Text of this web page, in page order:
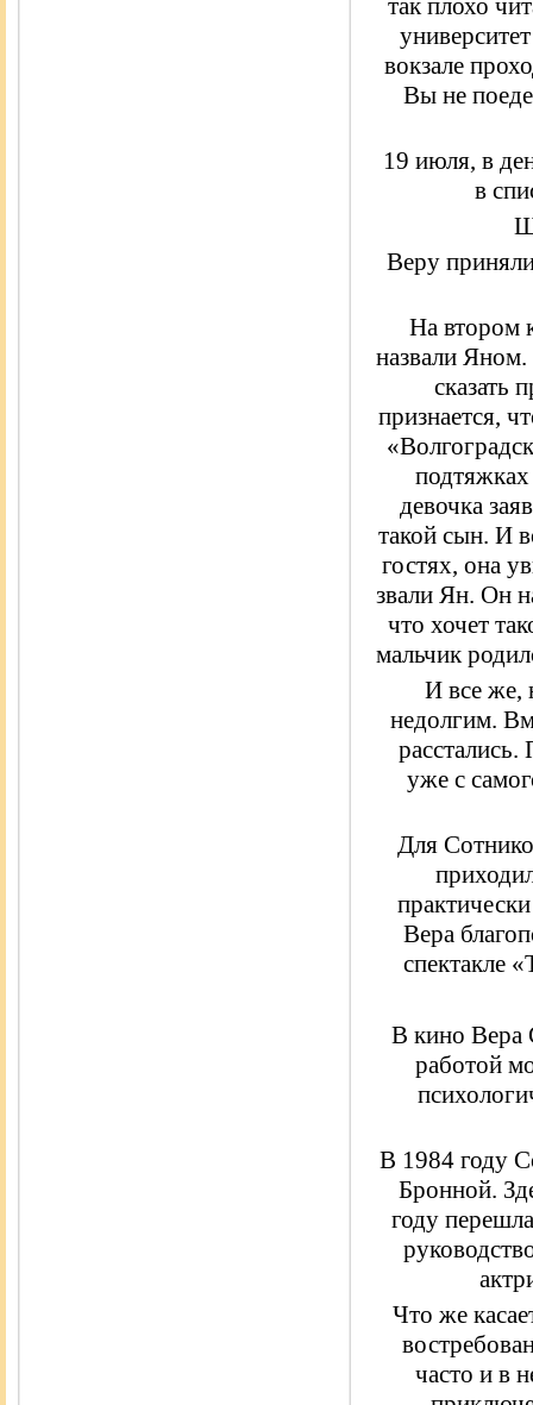
так плохо
вокзале
Вы не
19 июля, в
в
Веру
На втором
назвали
сказать
признается,
девочка
такой сын. И
гостях, она
звали Ян. Он
что хочет
мальчик
И все же,
недолгим.
уже с
Для
Вера
спектакле
В кино Вера
работой
В 1984 году
Бронной.
году
Что же
часто и в